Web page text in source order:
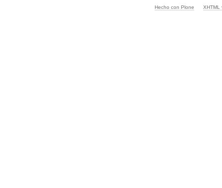
Hecho con Plone XHTML